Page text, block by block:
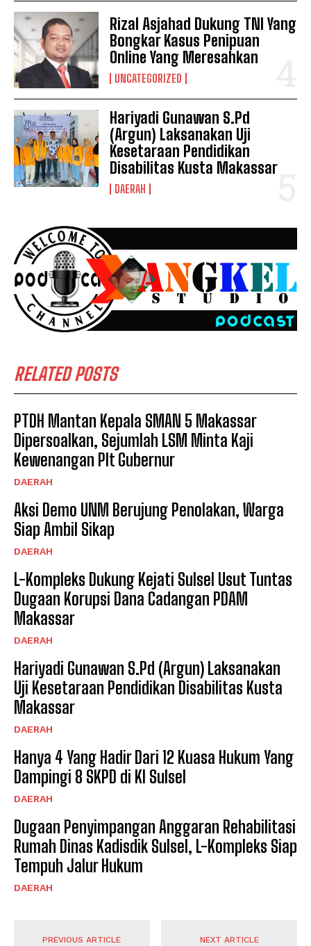
Rizal Asjahad Dukung TNI Yang
Bongkar Kasus Penipuan
Online Yang Meresahkan
UNCATEGORIZED
Hariyadi Gunawan S.Pd
(Argun) Laksanakan Uji
Kesetaraan Pendidikan
Disabilitas Kusta Makassar
DAERAH
RELATED POSTS
PTDH Mantan Kepala SMAN 5 Makassar
Dipersoalkan, Sejumlah LSM Minta Kaji
Kewenangan Plt Gubernur
DAERAH
Aksi Demo UNM Berujung Penolakan, Warga
Siap Ambil Sikap
DAERAH
L-Kompleks Dukung Kejati Sulsel Usut Tuntas
Dugaan Korupsi Dana Cadangan PDAM
Makassar
DAERAH
Hariyadi Gunawan S.Pd (Argun) Laksanakan
Uji Kesetaraan Pendidikan Disabilitas Kusta
Makassar
DAERAH
Hanya 4 Yang Hadir Dari 12 Kuasa Hukum Yang
Dampingi 8 SKPD di KI Sulsel
DAERAH
Dugaan Penyimpangan Anggaran Rehabilitasi
Rumah Dinas Kadisdik Sulsel, L-Kompleks Siap
Tempuh Jalur Hukum
DAERAH
PREVIOUS ARTICLE NEXT ARTICLE